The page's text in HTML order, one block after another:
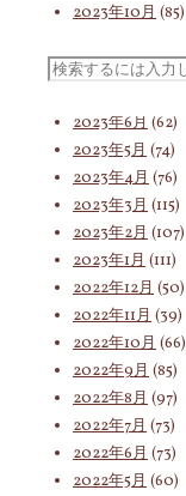
検
対
2023年10月 (85)
2023年8月 (91)
2023年6月 (62)
2023年5月 (74)
2023年4月 (76)
2023年3月 (115)
2023年2月 (107)
2023年1月 (111)
2022年12月 (50)
2022年11月 (39)
2022年10月 (66)
2022年9月 (85)
2022年8月 (97)
2022年7月 (73)
2022年6月 (73)
2022年5月 (60)